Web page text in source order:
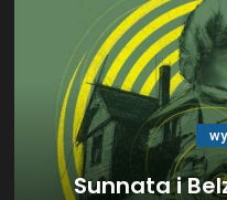
Sunnata i